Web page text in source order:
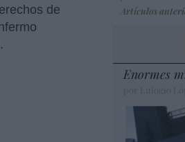
de
Artículos
Enormes